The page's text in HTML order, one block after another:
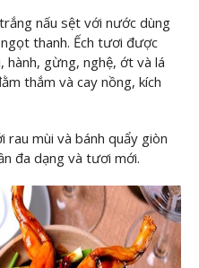
nấu sệt với nước dùng
thanh. Ếch tươi được
hành, gừng, nghệ, ớt và lá
thắm và cay nồng, kích
rau mùi và bánh quẩy giòn
đa dạng và tươi mới.